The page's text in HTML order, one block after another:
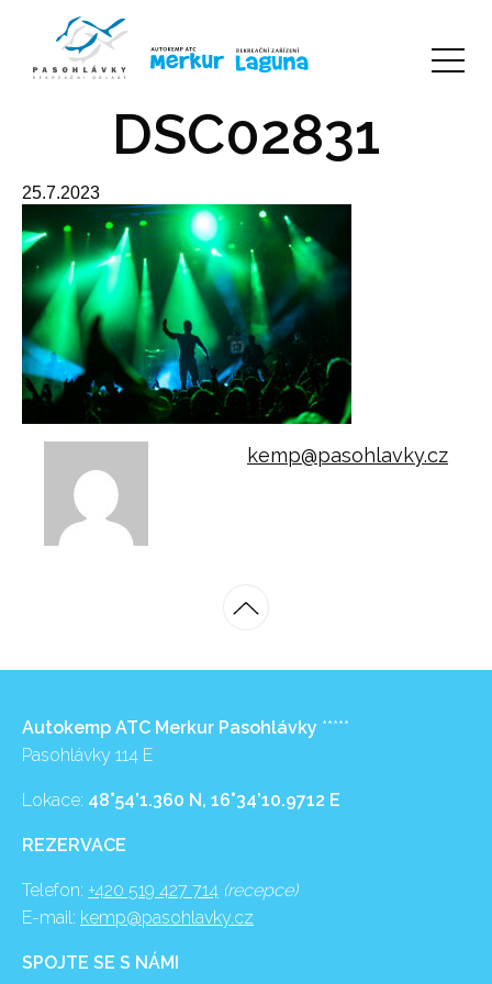
DSC02831
25.7.2023
kemp@pasohlavky.cz
Autokemp ATC Merkur Pasohlávky *****
Pasohlávky 114 E
Lokace: 48°54’1.360 N, 16°34’10.9712 E
REZERVACE
Telefon: +420 519 427 714 (recepce)
E-mail: kemp@pasohlavky.cz
SPOJTE SE S NÁMI